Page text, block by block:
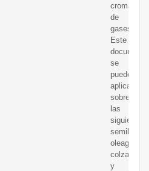
de
gases.
Este
documento
se
puede
aplicar
sobre
las
siguientes
semillas
colza
y